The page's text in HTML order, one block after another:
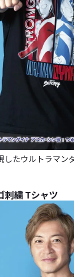
たウルトラマン
刺繍 Tシャツ